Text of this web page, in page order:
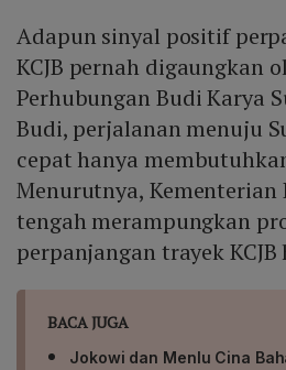
Adapun sinyal positif
KCJB pernah digaungkan
Perhubungan Budi Karya
Budi, perjalanan menuju
cepat hanya
Menurutnya, Kementerian
tengah merampungkan
perpanjangan trayek
BACA JUGA
Jokowi dan Menlu Cina